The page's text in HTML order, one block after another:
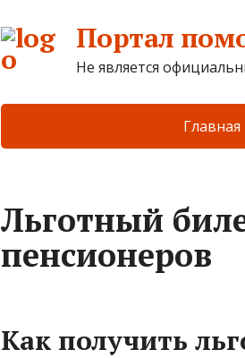
Портал
Не является
Главная
Льготный
пенсионеров
Как получить